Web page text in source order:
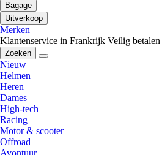
Bagage
Uitverkoop
Merken
Klantenservice in Frankrijk Veilig betalen
Zoeken
Nieuw
Helmen
Heren
Dames
High-tech
Racing
Motor & scooter
Offroad